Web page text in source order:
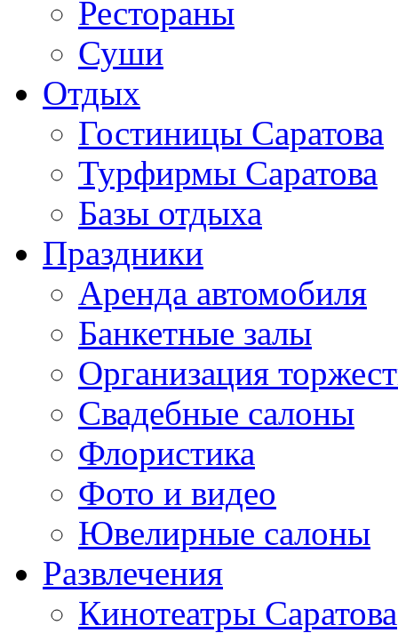
Рестораны
Суши
Отдых
Гостиницы Саратова
Турфирмы Саратова
Базы отдыха
Праздники
Аренда автомобиля
Банкетные залы
Организация
Свадебные салоны
Флористика
Фото и видео
Ювелирные салоны
Развлечения
Кинотеатры Саратова